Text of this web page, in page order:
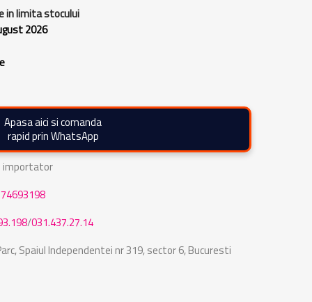
in limita stocului
2026
Apasa aici si comanda
rapid prin WhatsApp
importator
/031.437.27.14
Spaiul Independentei nr 319, sector 6, Bucuresti